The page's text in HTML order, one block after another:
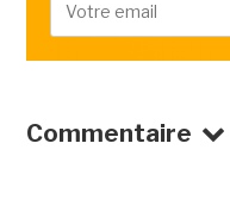
Commentaire